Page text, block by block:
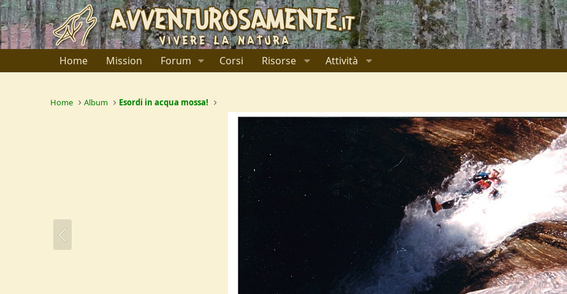
Home Mission Forum Corsi Risorse Attività
Home Album Esordi in acqua mossa!